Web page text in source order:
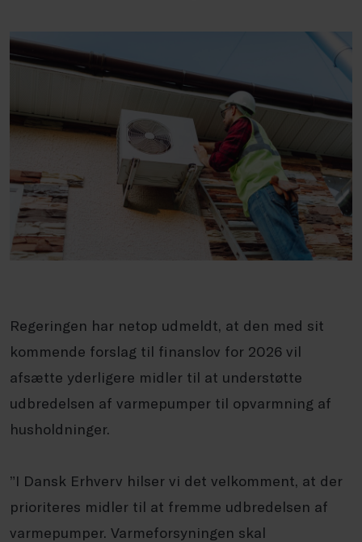
Regeringen har netop udmeldt, at den med sit
kommende forslag til finanslov for 2026 vil
afsætte yderligere midler til at understøtte
udbredelsen af varmepumper til opvarmning af
husholdninger.
”I Dansk Erhverv hilser vi det velkomment, at der
prioriteres midler til at fremme udbredelsen af
varmepumper. Varmeforsyningen skal